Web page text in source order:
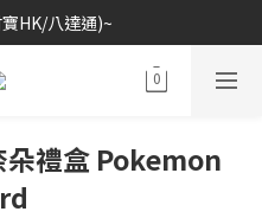
收藏家~
HK/八達通)~
收藏家~
禮盒 Pokemon